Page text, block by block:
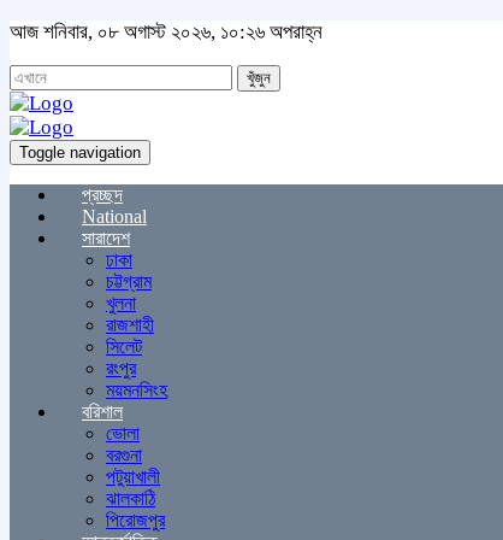
আজ শনিবার, ০৮ অগাস্ট ২০২৬, ১০:২৬ অপরাহ্ন
খুঁজুন
Toggle navigation
প্রচ্ছদ
National
সারাদেশ
ঢাকা
চট্টগ্রাম
খুলনা
রাজশাহী
সিলেট
রংপুর
ময়মনসিংহ
বরিশাল
ভোলা
বরগুনা
পটুয়াখালী
ঝালকাঠি
পিরোজপুর